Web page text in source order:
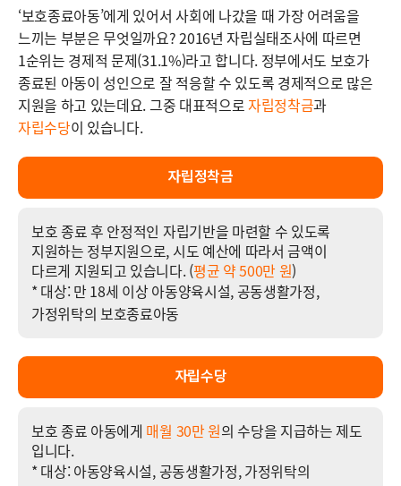
‘보호종료아동’에게 있어서 사회에 나갔을 때 가장 어려움을
느끼는 부분은 무엇일까요? 2016년 자립실태조사에 따르면
1순위는 경제적 문제(31.1%)라고 합니다. 정부에서도 보호가
종료된 아동이 성인으로 잘 적응할 수 있도록 경제적으로 많은
지원을 하고 있는데요. 그중 대표적으로자립정착금과
자립수당이 있습니다.
자립정착금
보호 종료 후 안정적인 자립기반을 마련할 수 있도록
지원하는 정부지원으로, 시도 예산에 따라서 금액이
다르게 지원되고 있습니다. (평균 약 500만 원)
* 대상: 만 18세 이상 아동양육시설, 공동생활가정,
가정위탁의 보호종료아동
자립수당
보호 종료 아동에게 매월 30만 원의 수당을 지급하는 제도
입니다.
* 대상: 아동양육시설, 공동생활가정, 가정위탁의